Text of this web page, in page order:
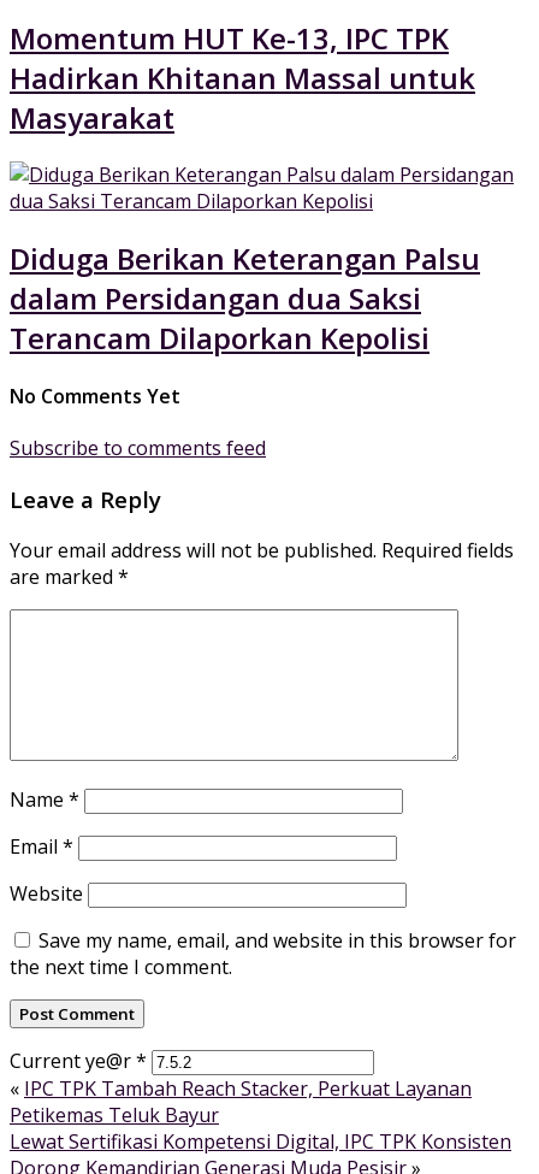
Momentum HUT Ke-13, IPC TPK
Hadirkan Khitanan Massal untuk
Masyarakat
Diduga Berikan Keterangan Palsu
dalam Persidangan dua Saksi
Terancam Dilaporkan Kepolisi
No Comments Yet
Subscribe to comments feed
Leave a Reply
Your email address will not be published. Required fields
are marked *
Name *
Email *
Website
Save my name, email, and website in this browser for
the next time I comment.
Current ye@r*
« IPC TPK Tambah Reach Stacker, Perkuat Layanan
Petikemas Teluk Bayur
Lewat Sertifikasi Kompetensi Digital, IPC TPK Konsisten
Dorong Kemandirian Generasi Muda Pesisir»